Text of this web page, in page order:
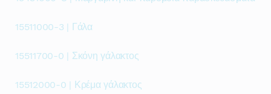
15511000-3 | Γάλα
15511700-0 | Σκόνη γάλακτος
15512000-0 | Κρέμα γάλακτος